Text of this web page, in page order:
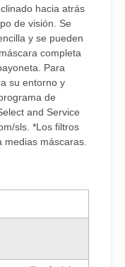
hacia atrás
de visión. Se
y se pueden
completa
Para
su entorno y
de
and Service
sls. *Los filtros
máscaras.